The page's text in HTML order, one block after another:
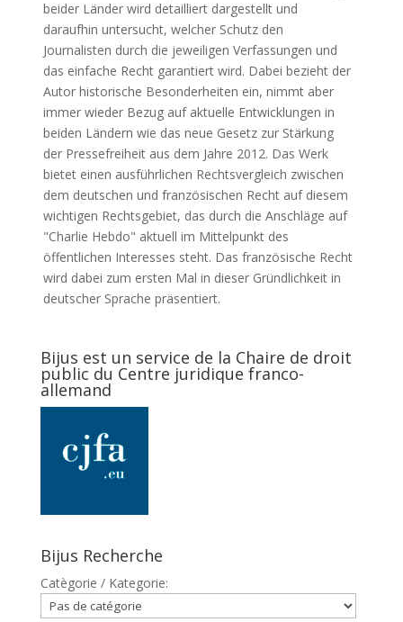
beider Länder wird detailliert dargestellt und
daraufhin untersucht, welcher Schutz den
Journalisten durch die jeweiligen Verfassungen und
das einfache Recht garantiert wird. Dabei bezieht der
Autor historische Besonderheiten ein, nimmt aber
immer wieder Bezug auf aktuelle Entwicklungen in
beiden Ländern wie das neue Gesetz zur Stärkung
der Pressefreiheit aus dem Jahre 2012. Das Werk
bietet einen ausführlichen Rechtsvergleich zwischen
dem deutschen und französischen Recht auf diesem
wichtigen Rechtsgebiet, das durch die Anschläge auf
"Charlie Hebdo" aktuell im Mittelpunkt des
öffentlichen Interesses steht. Das französische Recht
wird dabei zum ersten Mal in dieser Gründlichkeit in
deutscher Sprache präsentiert.
Bijus est un service de la Chaire de droit
public du Centre juridique franco-
allemand
Bijus Recherche
Catègorie / Kategorie: